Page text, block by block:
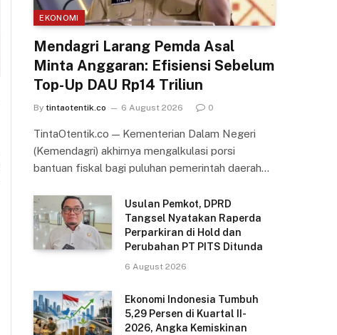
EKONOMI
Mendagri Larang Pemda Asal
Minta Anggaran: Efisiensi Sebelum
Top-Up DAU Rp14 Triliun
By tintaotentik.co 6 August 2026 0
TintaOtentik.co — Kementerian Dalam Negeri
(Kemendagri) akhirnya mengalkulasi porsi
bantuan fiskal bagi puluhan pemerintah daerah…
Usulan Pemkot, DPRD
Tangsel Nyatakan Raperda
Perparkiran di Hold dan
Perubahan PT PITS Ditunda
6 August 2026
Ekonomi Indonesia Tumbuh
5,29 Persen di Kuartal II-
2026, Angka Kemiskinan